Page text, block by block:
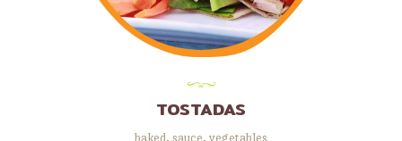
TOSTADAS
baked, sauce, vegetables